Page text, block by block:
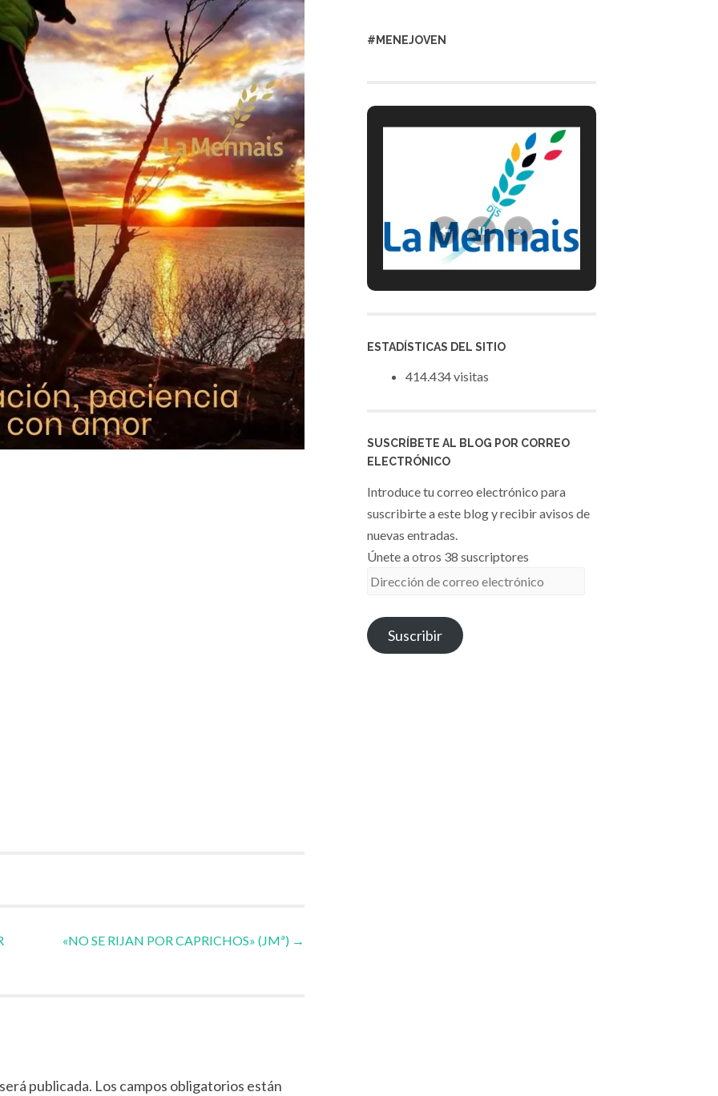
«NO SE RIJAN POR CAPRICHOS» (JMª) →
publicada. Los campos obligatorios están
#MENEJOVEN
ESTADÍSTICAS DEL SITIO
414.434 visitas
SUSCRÍBETE AL BLOG POR CORREO
ELECTRÓNICO
Introduce tu correo electrónico para
suscribirte a este blog y recibir avisos de
nuevas entradas.
Únete a otros 38 suscriptores
Dirección
correo
electrónico
Suscribir